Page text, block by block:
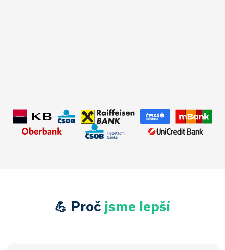
✅Úrok:
od 4,69 %
✅Hodnota nemovitosti:3 800 000 Kč
✅Doba splácení:
30 let
💪 Proč jsme lepší